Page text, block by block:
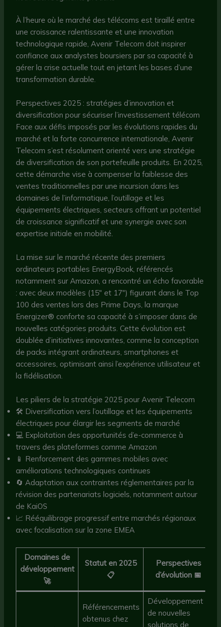
À l’heure où le marché des télécoms est tiraillé entre
une croissance ralentissante et une innovation
technologique rapide, Avenir Telecom doit inspirer
confiance aux analystes boursiers par sa capacité à
gérer la crise actuelle tout en jetant les bases d’une
transformation durable.
Perspectives 2025 : stratégies d’innovation et
diversification pour sécuriser l’investissement télécom
Face aux défis imposés par les évolutions rapides du
marché et la forte concurrence internationale, Avenir
Telecom s’est résolument orienté vers une stratégie
de diversification de son portefeuille produits. En 2025,
cette démarche vise à compenser la faiblesse des
ventes traditionnelles par une incursion dans les
domaines de l’informatique, l’outillage et les
équipements électriques, secteurs offrant un potentiel
de croissance significatif et une synergie avec son
expertise initiale en mobilité.
La mise sur le marché récente des premiers
ordinateurs portables EnergyBook, référencés
notamment sur Amazon, a rencontré un écho favorable
: avec deux modèles (15″ et 17″) figurant dans le Top
100 des ventes lors des Prime Days, la marque
Energizer® conforte sa capacité à s’imposer dans de
nouvelles catégories produits. Cette évolution est
doublée d’initiatives innovantes, comme la conception
de packs intégrant ordinateurs, smartphones et
accessoires, optimisant ainsi l’expérience utilisateur et
la fidélisation.
Les piliers de la stratégie 2025 pour Avenir Telecom
🛠 Diversification vers l’outillage et les équipements
électriques pour élargir les segments de marché
💻 Exploitation des opportunités d’e-commerce à
travers des plateformes comme Amazon
📱 Renforcement des gammes mobiles avec
améliorations technologiques continues
🔄 Adaptation aux contraintes réglementaires par la
révision des partenariats logiciels, notamment autour
de KaiOS
📈 Rééquilibrage progressif entre marchés régionaux
avec focalisation sur la zone EMEA
Domaines de
développement
🚀
Statut en 2025
📋
Perspectives
d’évolution 📅
Référencements
obtenus chez
Développement
de nouvelles
solutions de